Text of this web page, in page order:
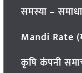
समस्या –
Mandi Rate
कृषि कंपनी